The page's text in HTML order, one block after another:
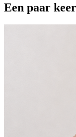
Een paar